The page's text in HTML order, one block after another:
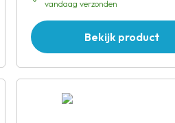
vandaag verzonden
Bekijk product